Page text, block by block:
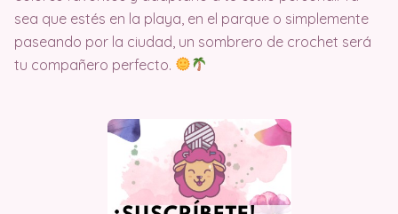
sea que estés en la playa, en el parque o simplemente
paseando por la ciudad, un sombrero de crochet será
tu compañero perfecto.